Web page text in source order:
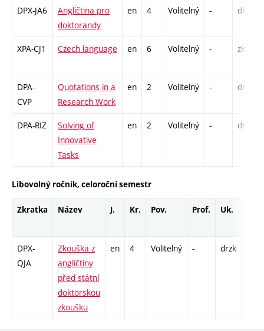
DPX-JA6
Angličtina pro
doktorandy
en 4 Volitelný - drzk
XPA-CJ1 Czech language en 6 Volitelný - zk
DPA-
CVP
Quotations in a
Research Work
en 2 Volitelný - drzk
DPA-RIZ
Solving of
Innovative
Tasks
en 2 Volitelný - drzk
Libovolný ročník, celoroční semestr
Zkratka Název J. Kr. Pov. Prof. Uk.
DPX-
QJA
Zkouška z
angličtiny
před státní
doktorskou
zkoušku
en 4 Volitelný - drzk